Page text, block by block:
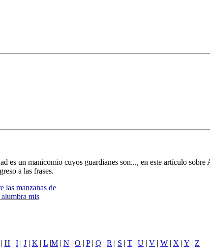
es un manicomio cuyos guardianes son..., en este artículo
a las frases.
las manzanas de
mis
| H | I | J | K | L |M | N | O | P| Q | R | S | T | U | V | W | X | Y | Z